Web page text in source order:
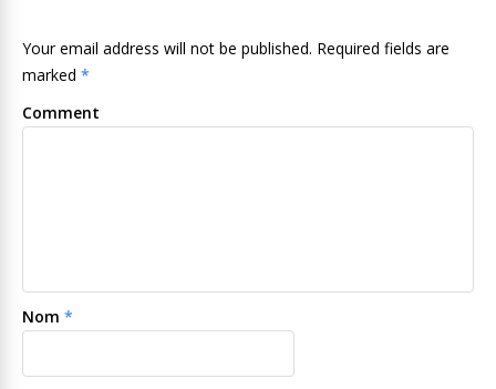
Your email address will not be published. Required fields are
marked *
Comment
Nom *